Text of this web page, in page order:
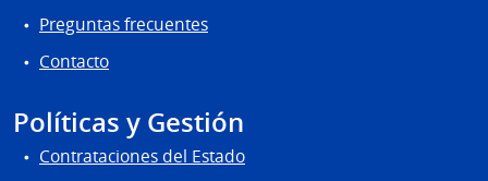
Preguntas frecuentes
Contacto
Políticas y Gestión
Contrataciones del Estado